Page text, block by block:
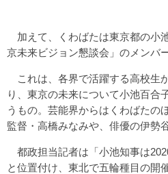
加えて、くわばたは東京都の小
京未来ビジョン懇談会」のメンバ
これは、各界で活躍する高校生
り、東京の未来について小池百合
うもの。芸能界からはくわばたの
監督・高橋みなみや、俳優の伊勢
都政担当記者は「小池知事は
と位置付け、東北で五輪種目の開